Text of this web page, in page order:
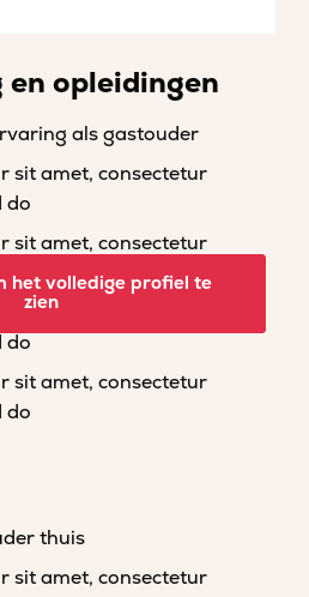
opleidingen
als gastouder
sit amet, consectetur
do
sit amet, consectetur
do
sit amet, consectetur
do
sit amet, consectetur
do
het volledige profiel te
zien
thuis
sit amet, consectetur